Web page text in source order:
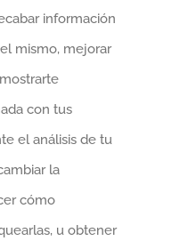
información
mismo, mejorar
con tus
el análisis de tu
la
cómo
u obtener